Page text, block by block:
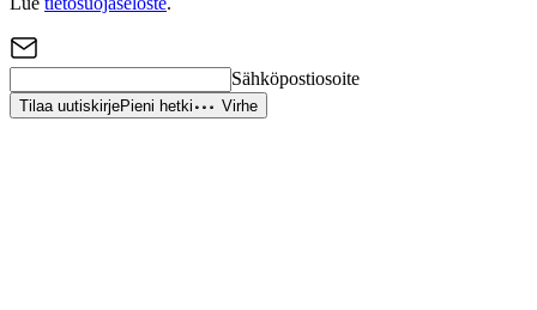
Sähköpostiosoite
Tilaa uutiskirjePieni hetki Virhe